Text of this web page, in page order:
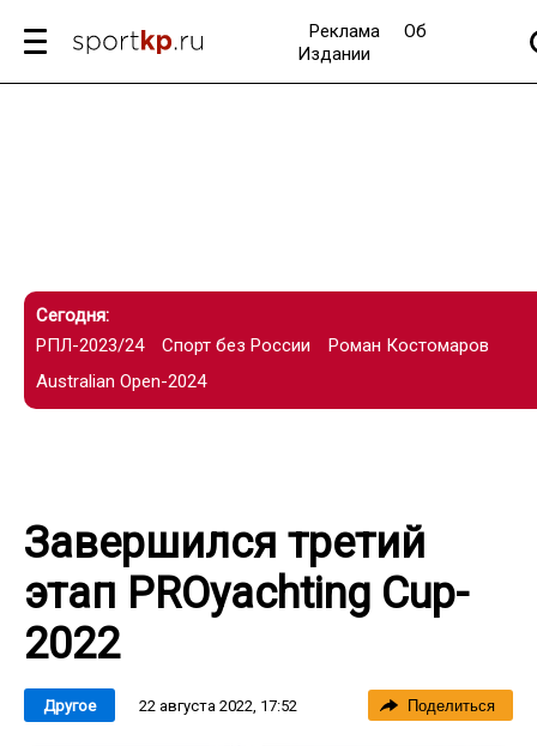
Реклама
Об
Издании
Сегодня:
РПЛ-2023/24
Спорт без России
Роман Костомаров
Australian Open-2024
Завершился третий
этап PROyachting Cup-
2022
Другое 22 августа 2022, 17:52 Поделиться